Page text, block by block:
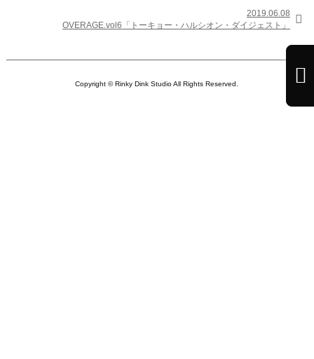
2019.06.08
OVERAGE.vol6「トーキョー・ハルシオン・ダイジェスト」


Copyright © Rinky Dink Studio All Rights Reserved.